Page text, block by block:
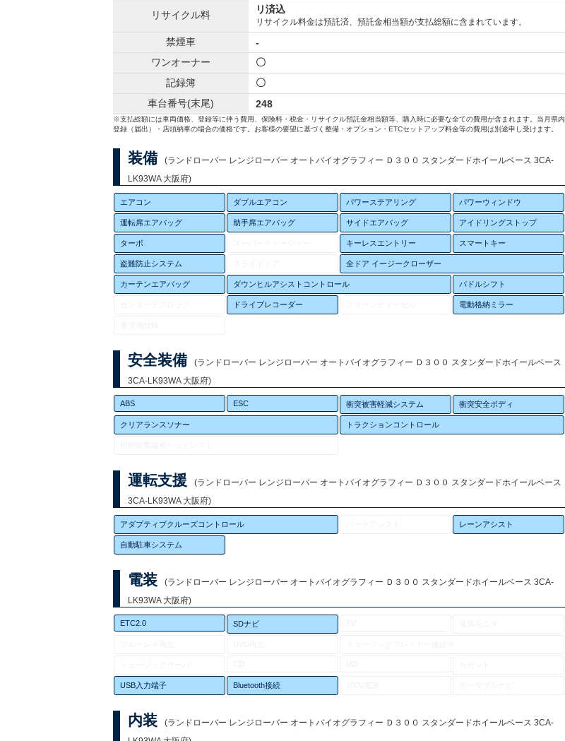
リサイクル料 リ済込
リサイクル料金は預託済、預託金相当額が支払総額に含まれています。
禁煙車
-
ワンオーナー
〇
記録簿
〇
車台番号(末尾)
248
※支払総額には車両価格、登録等に伴う費用、保険料・税金・リサイクル預託金相当額等、購入時に必要な全ての費用が含まれます。当月県内
登録（届出）・店頭納車の場合の価格です。お客様の要望に基づく整備・オプション・ETCセットアップ料金等の費用は別途申し受けます。
装備
(ランドローバー レンジローバー オートバイオグラフィー Ｄ３００ スタンダードホイールベース 3CA-
LK93WA 大阪府)
エアコン ダブルエアコン パワーステアリング パワーウィンドウ
運転席エアバッグ 助手席エアバッグ サイドエアバッグ アイドリングストップ
ターボ キーレスエントリー スマートキー
盗難防止システム 全ドア イージークローザー
カーテンエアバッグ ダウンヒルアシストコントロール パドルシフト
ドライブレコーダー 電動格納ミラー
安全装備
(ランドローバー レンジローバー オートバイオグラフィー Ｄ３００ スタンダードホイールベース
3CA-LK93WA 大阪府)
ABS ESC 衝突被害軽減システム 衝突安全ボディ
クリアランスソナー トラクションコントロール
運転支援
(ランドローバー レンジローバー オートバイオグラフィー Ｄ３００ スタンダードホイールベース
3CA-LK93WA 大阪府)
アダプティブクルーズコントロール レーンアシスト
自動駐車システム
電装
(ランドローバー レンジローバー オートバイオグラフィー Ｄ３００ スタンダードホイールベース 3CA-
LK93WA 大阪府)
ETC2.0 SDナビ
USB入力端子 Bluetooth接続
内装
(ランドローバー レンジローバー オートバイオグラフィー Ｄ３００ スタンダードホイールベース 3CA-